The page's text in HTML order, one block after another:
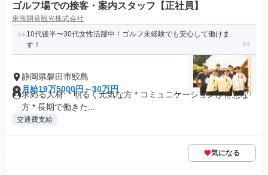
ゴルフ場での接客・案内スタッフ【正社員】
東海開発観光株式会社
10代後半〜30代女性活躍中！ゴルフ未経験でも安心して働けま
す！
静岡県磐田市鮫島
月給19万5000円～30万円
求める人材: * 明るく元気な方 * コミュニケーションが得意な
方 * 長期で働きた...
交通費支給
気になる